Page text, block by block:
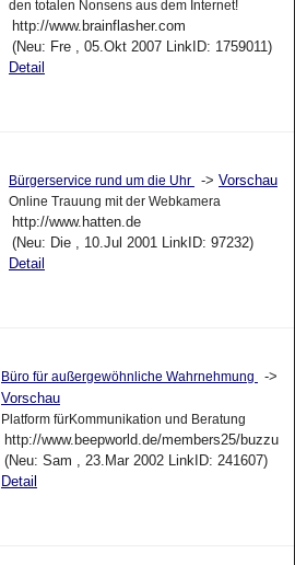
den totalen Nonsens aus dem Internet!
http://www.brainflasher.com
(Neu: Fre , 05.Okt 2007 LinkID: 1759011)
Detail
Bürgerservice rund um die Uhr -> Vorschau
Online Trauung mit der Webkamera
http://www.hatten.de
(Neu: Die , 10.Jul 2001 LinkID: 97232)
Detail
Büro für außergewöhnliche Wahrnehmung
->
Vorschau
Platform fürKommunikation und Beratung
http://www.beepworld.de/members25/buzzu
(Neu: Sam , 23.Mar 2002 LinkID: 241607)
Detail